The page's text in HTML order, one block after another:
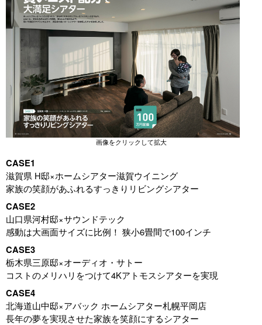
画像をクリックして拡大
CASE1
滋賀県 H邸×ホームシアター滋賀ウイニング
家族の笑顔があふれるすっきりリビングシアター
CASE2
山口県河村邸×サウンドテック
感動は大画面サイズに比例！ 狭小6畳間で100インチ
CASE3
栃木県三原邸×オーディオ・サトー
コストのメリハリをつけて4Kアトモスシアターを実現
CASE4
北海道山中邸×アバック ホームシアター札幌平岡店
長年の夢を実現させた家族を笑顔にするシアター